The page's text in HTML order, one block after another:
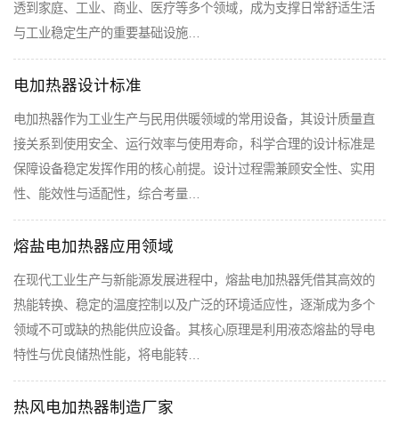
透到家庭、工业、商业、医疗等多个领域，成为支撑日常舒适生活
与工业稳定生产的重要基础设施…
电加热器设计标准
电加热器作为工业生产与民用供暖领域的常用设备，其设计质量直
接关系到使用安全、运行效率与使用寿命，科学合理的设计标准是
保障设备稳定发挥作用的核心前提。设计过程需兼顾安全性、实用
性、能效性与适配性，综合考量…
熔盐电加热器应用领域
在现代工业生产与新能源发展进程中，熔盐电加热器凭借其高效的
热能转换、稳定的温度控制以及广泛的环境适应性，逐渐成为多个
领域不可或缺的热能供应设备。其核心原理是利用液态熔盐的导电
特性与优良储热性能，将电能转…
热风电加热器制造厂家